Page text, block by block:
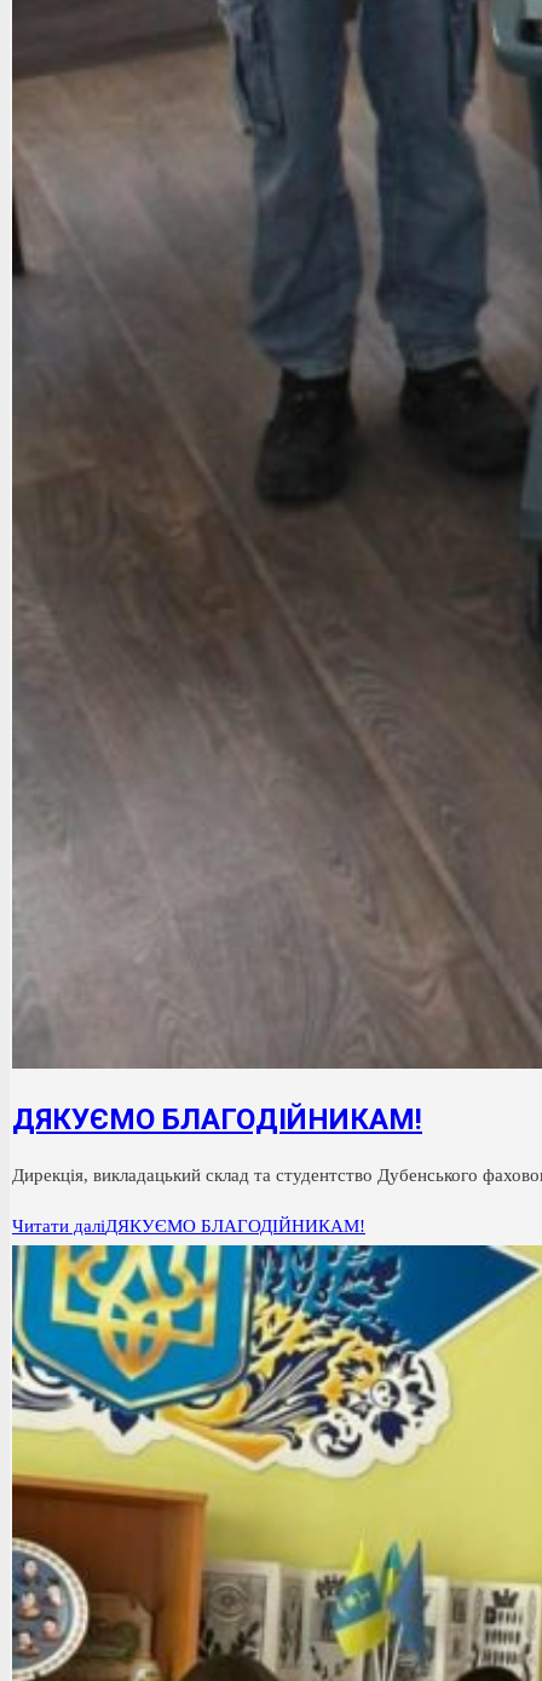
ДЯКУЄМО БЛАГОДІЙНИКАМ!
Дирекція, викладацький склад та студентство Дубенського
Читати даліДЯКУЄМО БЛАГОДІЙНИКАМ!